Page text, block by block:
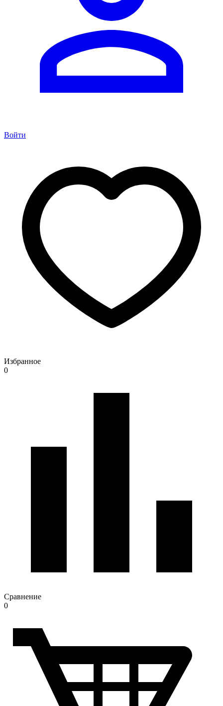
Войти
Избранное
0
Сравнение
0